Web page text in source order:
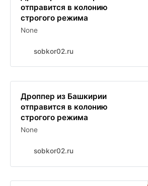
отправится в колонию
строгого режима
None
sobkor02.ru
Дроппер из Башкирии
отправится в колонию
строгого режима
None
sobkor02.ru